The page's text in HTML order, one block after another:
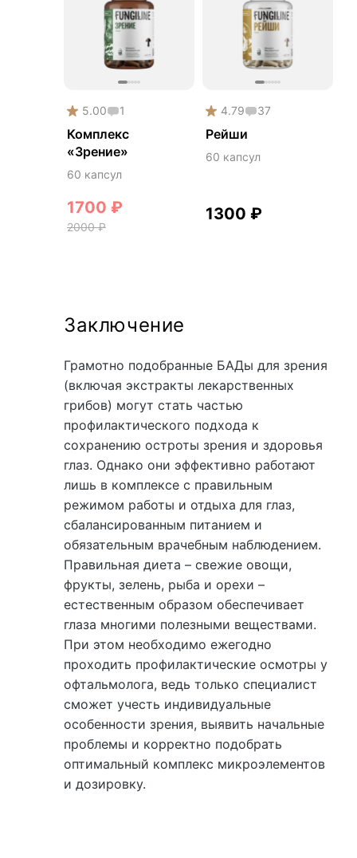
5.00 1
Комплекс
«Зрение»
60 капсул
1700 ₽
2000₽
4.79 37
Рейши
60 капсул
1300 ₽
Заключение
Грамотно подобранные БАДы для зрения
(включая экстракты лекарственных
грибов) могут стать частью
профилактического подхода к
сохранению остроты зрения и здоровья
глаз. Однако они эффективно работают
лишь в комплексе с правильным
режимом работы и отдыха для глаз,
сбалансированным питанием и
обязательным врачебным наблюдением.
Правильная диета – свежие овощи,
фрукты, зелень, рыба и орехи –
естественным образом обеспечивает
глаза многими полезными веществами.
При этом необходимо ежегодно
проходить профилактические осмотры у
офтальмолога, ведь только специалист
сможет учесть индивидуальные
особенности зрения, выявить начальные
проблемы и корректно подобрать
оптимальный комплекс микроэлементов
и дозировку.